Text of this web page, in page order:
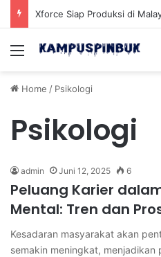
Menu
Home / Psikologi
Psikologi
admin Juni 12, 2025 6
Peluang Karier
Mental: Tren dan
Kesadaran masyarakat akan
semakin meningkat, menjadikan